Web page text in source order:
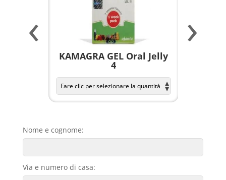
KAMAGRA GEL Oral Jelly
4
‹ ›
Nome e cognome:
Via e numero di casa: